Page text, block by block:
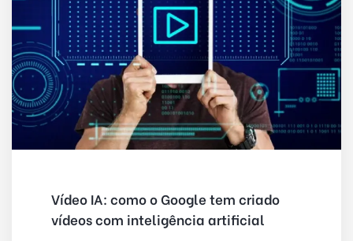
Vídeo IA: como o Google tem criado
vídeos com inteligência artificial